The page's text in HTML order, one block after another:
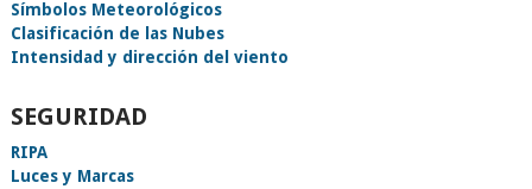
Símbolos Meteorológicos
Clasificación de las Nubes
Intensidad y dirección del viento
SEGURIDAD
RIPA
Luces y Marcas